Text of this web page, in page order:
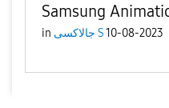
Samsung
in جالاكسى S10-08-2023